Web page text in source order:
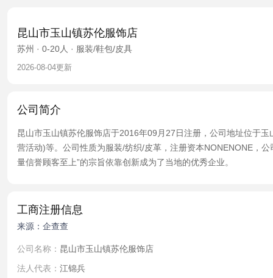
昆山市玉山镇苏伦服饰店
苏州 · 0-20人 · 服装/鞋包/皮具
2026-08-04更新
公司简介
昆山市玉山镇苏伦服饰店于2016年09月27日注册，公司地址位于
营活动)等。公司性质为服装/纺织/皮革，注册资本NONENONE，
量信誉顾客至上”的宗旨依靠创新成为了当地的优秀企业。
工商注册信息
来源：企查查
公司名称： 昆山市玉山镇苏伦服饰店
法人代表： 江锦兵